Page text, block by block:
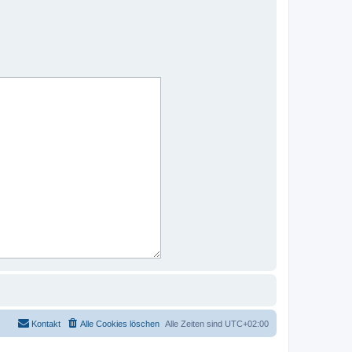
Alle Zeiten sind UTC+02:00
Alle Cookies löschen
Kontakt